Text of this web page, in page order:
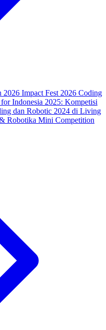
2026 Impact Fest 2026 Coding
Indonesia 2025: Kompetisi
dan Robotic 2024 di Living
Robotika Mini Competition